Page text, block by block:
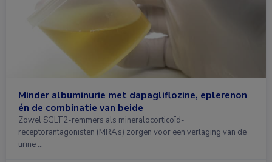
Minder albuminurie met dapagliflozine, eplerenon
én de combinatie van beide
Zowel SGLT2-remmers als mineralocorticoïd-
receptorantagonisten (MRA’s) zorgen voor een verlaging van de
urine …